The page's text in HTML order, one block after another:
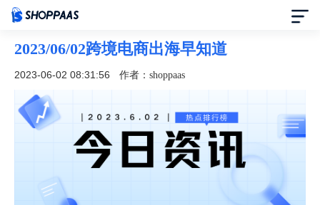
首页
定价
模板中心
2023/06/02跨境电商出海早知道
2023-06-02 08:31:56 作者：shoppaas